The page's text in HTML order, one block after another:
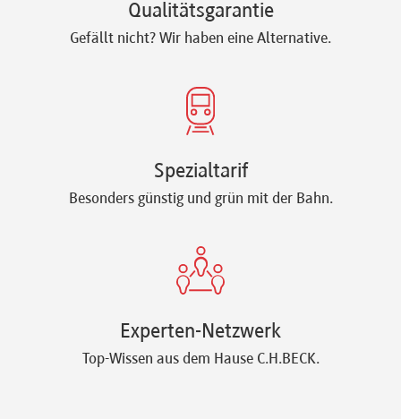
Qualitätsgarantie
Gefällt nicht? Wir haben eine Alternative.
Spezialtarif
Besonders günstig und grün mit der Bahn.
Experten-Netzwerk
Top-Wissen aus dem Hause C.H.BECK.